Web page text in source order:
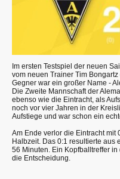
Im ersten Testspiel der neuen
vom neuen Trainer Tim
Gegner war ein großer Name -
Die Zweite Mannschaft der
ebenso wie die Eintracht, als
noch vor vier Jahren in der
Aufstiege und war schon ein
Am Ende verlor die Eintracht mit
Halbzeit. Das 0:1 resultierte aus
56 Minuten. Ein Kopfballtreffer
die Entscheidung.